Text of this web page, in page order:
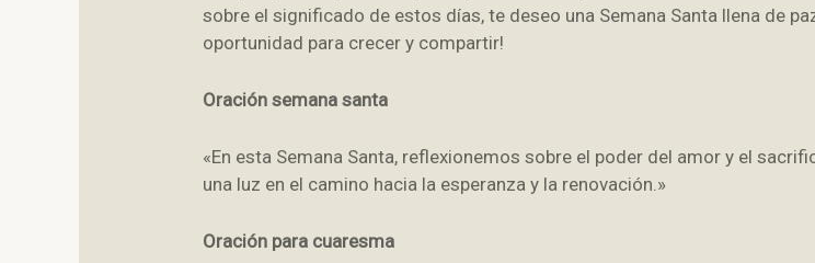
sobre el significado de estos días, te deseo una Semana Santa llena de
oportunidad para crecer y compartir!
Oración semana santa
«En esta Semana Santa, reflexionemos sobre el poder del amor y el
una luz en el camino hacia la esperanza y la renovación.»
Oración para cuaresma